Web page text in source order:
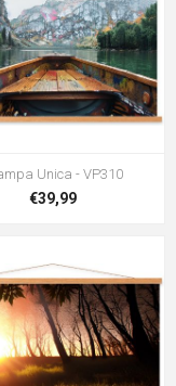
Unica - VP310
€39,99